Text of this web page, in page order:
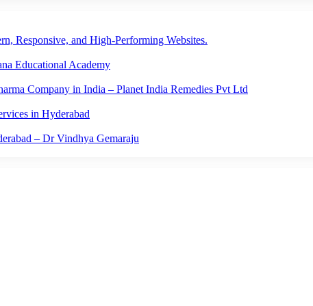
Responsive, and High-Performing Websites.
Educational Academy
Company in India – Planet India Remedies Pvt Ltd
in Hyderabad
– Dr Vindhya Gemaraju